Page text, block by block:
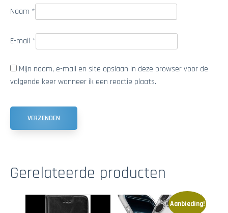
Naam *
E-mail *
Mijn naam, e-mail en site opslaan in deze browser voor de
volgende keer wanneer ik een reactie plaats.
Gerelateerde producten
Aanbieding!